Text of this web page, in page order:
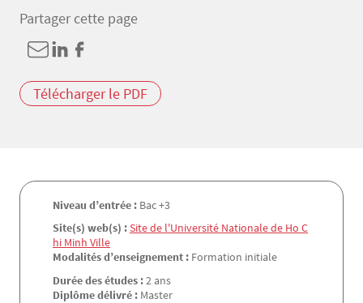
Partager cette page
Télécharger le PDF
Niveau d’entrée : Bac +3
Site(s) web(s) :Site de l'Université Nationale de Ho C
hi Minh Ville
Modalités d’enseignement : Formation initiale
Durée des études :2 ans
Diplôme délivré : Master